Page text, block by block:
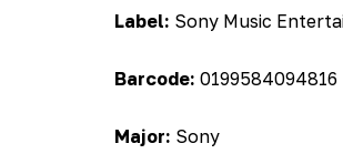
Label: Sony Music
Barcode: 0199584094816
Major: Sony